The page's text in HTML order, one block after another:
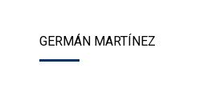
GERMÁN MARTÍNEZ